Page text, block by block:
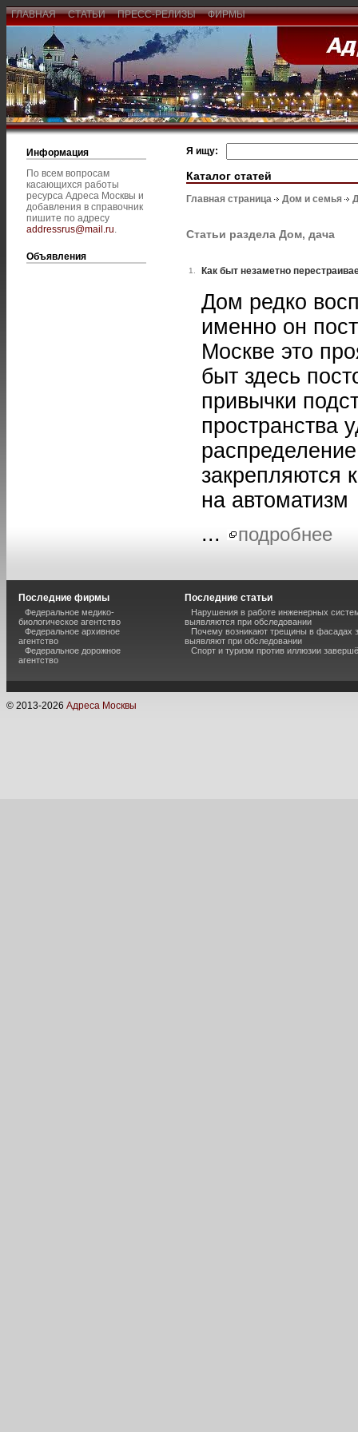
ГЛАВНАЯ СТАТЬИ ПРЕСС-РЕЛИЗЫ ФИРМЫ
Информация
По всем вопросам
касающихся работы
ресурса Адреса Москвы и
добавления в справочник
пишите по адресу
addressrus@mail.ru.
Объявления
Я ищу:
Каталог статей
Главная страница Дом и семья
Статьи раздела Дом, дача
1. Как быт незаметно
Дом редко
именно он
Москве это
быт здесь
привычки
пространства
закрепляются
на автоматизм
...
подробнее
Последние фирмы
Федеральное медико-
биологическое агентство
Федеральное архивное
агентство
Федеральное дорожное
агентство
Последние статьи
Нарушения в работе инженерных
выявляются при обследовании
Почему возникают трещины в фасадах
выявляют при обследовании
Спорт и туризм против иллюзии
© 2013-2026 Адреса Москвы